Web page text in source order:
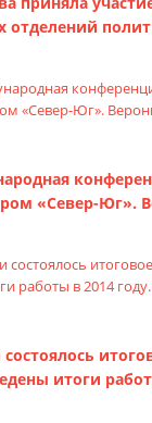
«Север-Юг».
состоялось
итоги